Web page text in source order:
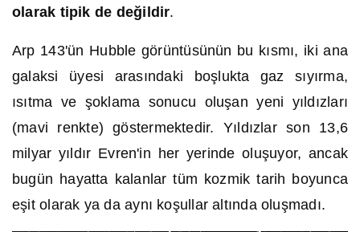
olarak tipik de değildir.
Arp 143'ün Hubble görüntüsünün bu kısmı, iki ana
galaksi üyesi arasındaki boşlukta gaz sıyırma,
ısıtma ve şoklama sonucu oluşan yeni yıldızları
(mavi renkte) göstermektedir. Yıldızlar son 13,6
milyar yıldır Evren'in her yerinde oluşuyor, ancak
bugün hayatta kalanlar tüm kozmik tarih boyunca
eşit olarak ya da aynı koşullar altında oluşmadı.